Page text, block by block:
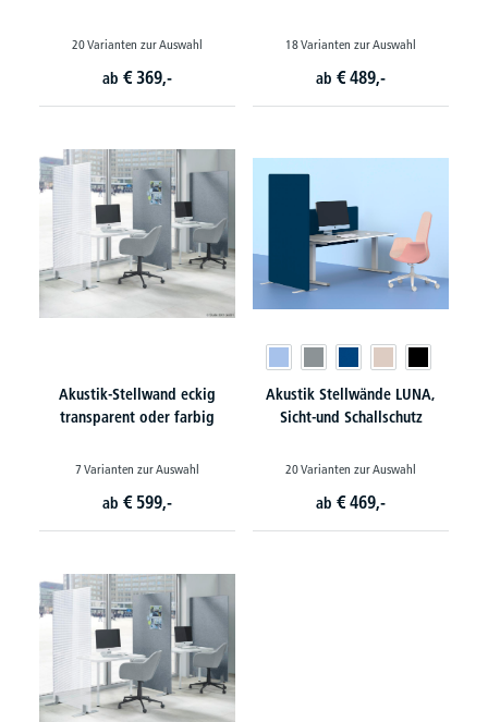
20 Varianten zur Auswahl
ab € 369,-
18 Varianten zur Auswahl
ab € 489,-
Akustik-Stellwand eckig
transparent oder farbig
7 Varianten zur Auswahl
ab € 599,-
Akustik Stellwände LUNA,
Sicht-und Schallschutz
20 Varianten zur Auswahl
ab € 469,-